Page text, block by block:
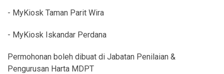
- MyKiosk Taman Parit Wira
- ⁠MyKiosk Iskandar Perdana
Permohonan boleh dibuat di Jabatan Penilaian &
Pengurusan Harta MDPT